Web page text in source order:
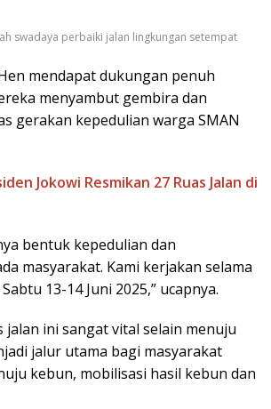
swadaya perbaiki jalan lingkungan setempat
mendapat dukungan penuh
menyambut gembira dan
gerakan kepedulian warga SMAN
Jokowi Resmikan 27 Ruas Jalan di
bentuk kepedulian dan
masyarakat. Kami kerjakan selama
13-14 Juni 2025,” ucapnya.
ini sangat vital selain menuju
jalur utama bagi masyarakat
kebun, mobilisasi hasil kebun dan